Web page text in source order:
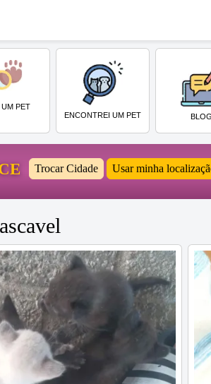
PET
ENCONTREI UM PET
BLOG
Trocar Cidade Usar minha